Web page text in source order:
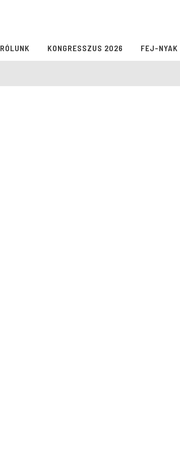
RÓLUNK KONGRESSZUS 2026 FEJ-NYAK